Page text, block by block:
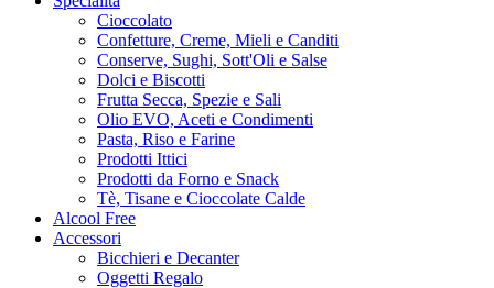
Cioccolato
Confetture, Creme, Mieli e Canditi
Conserve, Sughi, Sott'Oli e Salse
Dolci e Biscotti
Frutta Secca, Spezie e Sali
Olio EVO, Aceti e Condimenti
Pasta, Riso e Farine
Prodotti Ittici
Prodotti da Forno e Snack
Tè, Tisane e Cioccolate Calde
Alcool Free
Accessori
Bicchieri e Decanter
Oggetti Regalo